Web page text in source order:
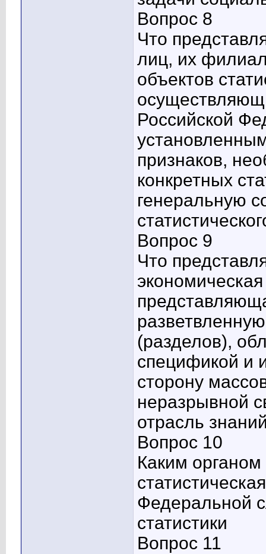
Вопрос 8
Что
лиц, их
объектов
Российской
признаков,
конкретных
генеральную
Вопрос 9
Что
экономическая
(разделов),
спецификой и
сторону
неразрывной
отрасль
Вопрос 10
Каким
Федеральной
статистики
Вопрос 11